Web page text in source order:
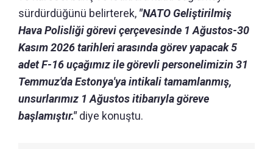
sürdürdüğünü belirterek, "NATO Geliştirilmiş
Hava Polisliği görevi çerçevesinde 1 Ağustos-30
Kasım 2026 tarihleri arasında görev yapacak 5
adet F-16 uçağımız ile görevli personelimizin 31
Temmuz'da Estonya'ya intikali tamamlanmış,
unsurlarımız 1 Ağustos itibarıyla göreve
başlamıştır."diye konuştu.